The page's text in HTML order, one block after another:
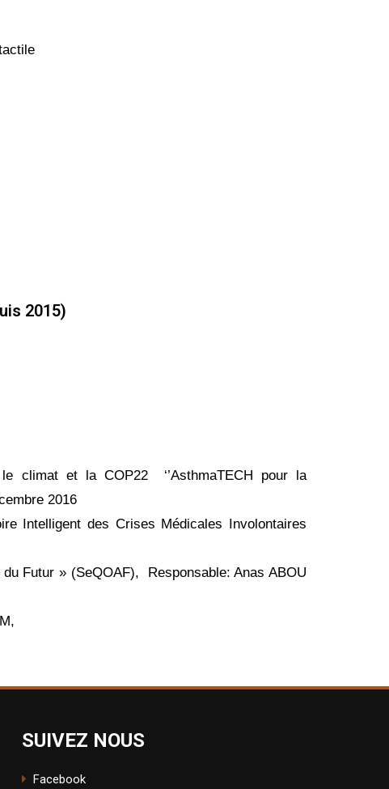
2015)
climat et la COP22 ‘’AsthmaTECH pour la
2016
Intelligent des Crises Médicales Involontaires
Futur » (SeQOAF), Responsable: Anas ABOU
SUIVEZ NOUS
Facebook